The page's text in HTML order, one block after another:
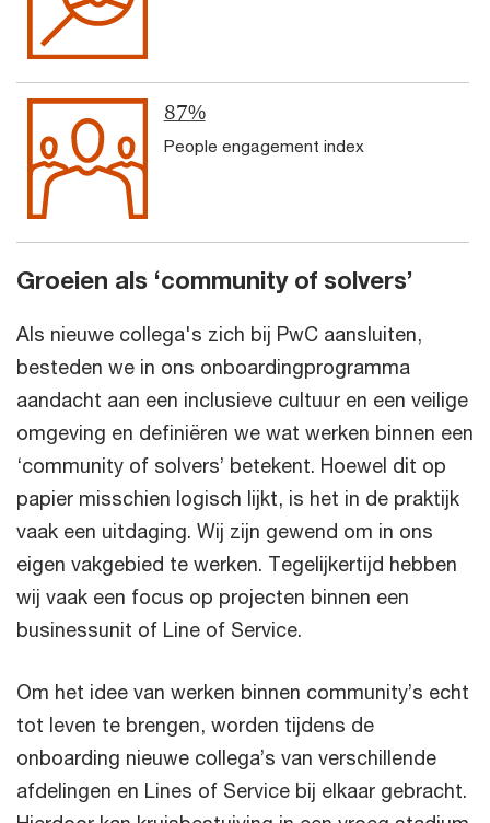
87%
People engagement index
Groeien als ‘community of solvers’
Als nieuwe collega's zich bij PwC aansluiten,
besteden we in ons onboardingprogramma
aandacht aan een inclusieve cultuur en een veilige
omgeving en definiëren we wat werken binnen een
‘community of solvers’ betekent. Hoewel dit op
papier misschien logisch lijkt, is het in de praktijk
vaak een uitdaging. Wij zijn gewend om in ons
eigen vakgebied te werken. Tegelijkertijd hebben
wij vaak een focus op projecten binnen een
businessunit of Line of Service.
Om het idee van werken binnen community’s echt
tot leven te brengen, worden tijdens de
onboarding nieuwe collega’s van verschillende
afdelingen en Lines of Service bij elkaar gebracht.